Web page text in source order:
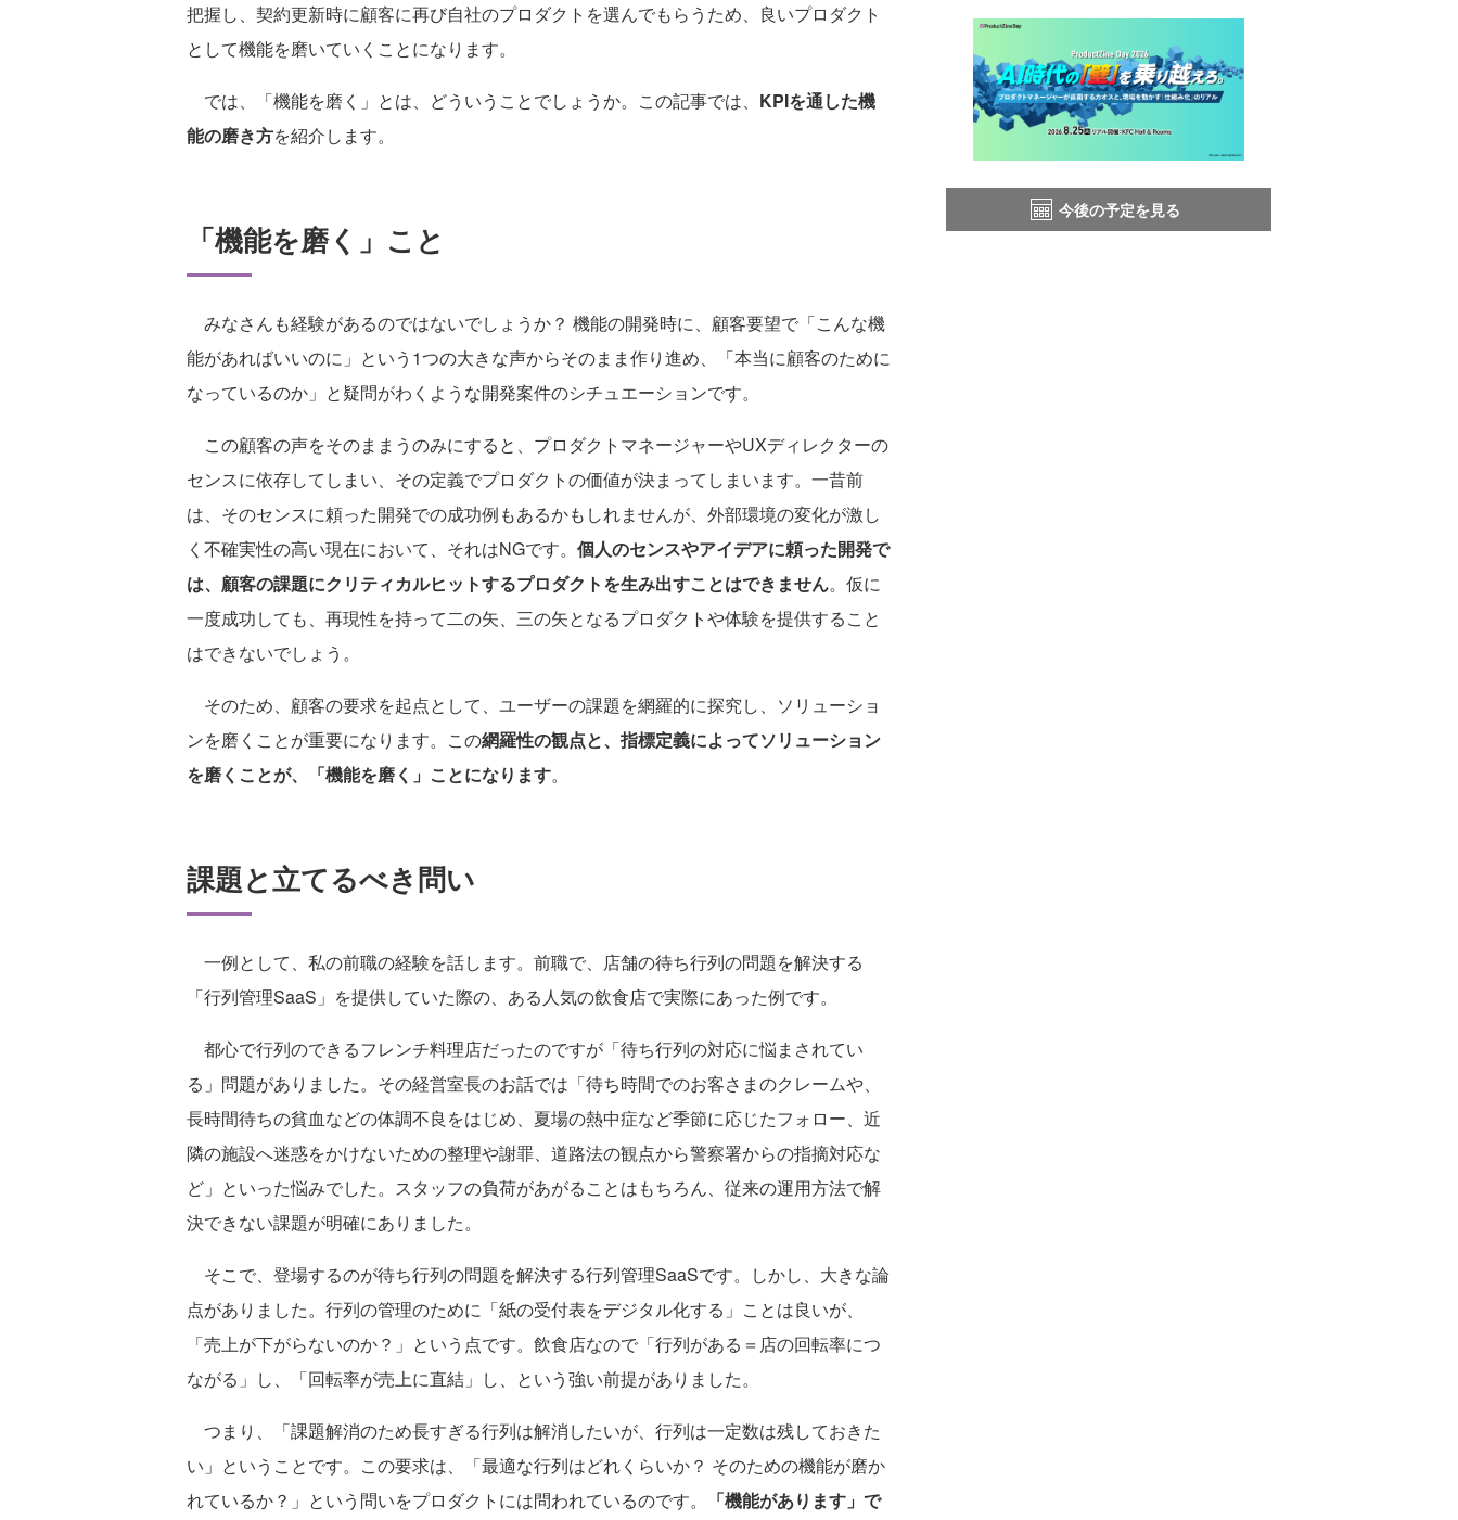
把握し、契約更新時に顧客に再び自社のプロダクトを選んでもらうため、良いプロダクト
として機能を磨いていくことになります。
では、「機能を磨く」とは、どういうことでしょうか。この記事では、 KPIを通した機
能の磨き方を紹介します。
「機能を磨く」こと
みなさんも経験があるのではないでしょうか？ 機能の開発時に、顧客要望で「こんな機
能があればいいのに」という1つの大きな声からそのまま作り進め、「本当に顧客のために
なっているのか」と疑問がわくような開発案件のシチュエーションです。
この顧客の声をそのままうのみにすると、プロダクトマネージャーやUXディレクターの
センスに依存してしまい、その定義でプロダクトの価値が決まってしまいます。一昔前
は、そのセンスに頼った開発での成功例もあるかもしれませんが、外部環境の変化が激し
く不確実性の高い現在において、それはNGです。 個人のセンスやアイデアに頼った開発で
は、顧客の課題にクリティカルヒットするプロダクトを生み出すことはできません。仮に
一度成功しても、再現性を持って二の矢、三の矢となるプロダクトや体験を提供すること
はできないでしょう。
そのため、顧客の要求を起点として、ユーザーの課題を網羅的に探究し、ソリューショ
ンを磨くことが重要になります。この網羅性の観点と、指標定義によってソリューション
を磨くことが、「機能を磨く」ことになります。
課題と立てるべき問い
一例として、私の前職の経験を話します。前職で、店舗の待ち行列の問題を解決する
「行列管理SaaS」を提供していた際の、ある人気の飲食店で実際にあった例です。
都心で行列のできるフレンチ料理店だったのですが「待ち行列の対応に悩まされてい
る」問題がありました。その経営室長のお話では「待ち時間でのお客さまのクレームや、
長時間待ちの貧血などの体調不良をはじめ、夏場の熱中症など季節に応じたフォロー、近
隣の施設へ迷惑をかけないための整理や謝罪、道路法の観点から警察署からの指摘対応な
ど」といった悩みでした。スタッフの負荷があがることはもちろん、従来の運用方法で解
決できない課題が明確にありました。
そこで、登場するのが待ち行列の問題を解決する行列管理SaaSです。しかし、大きな論
点がありました。行列の管理のために「紙の受付表をデジタル化する」ことは良いが、
「売上が下がらないのか？」という点です。飲食店なので「行列がある＝店の回転率につ
ながる」し、「回転率が売上に直結」し、という強い前提がありました。
つまり、「課題解消のため長すぎる行列は解消したいが、行列は一定数は残しておきた
い」ということです。この要求は、「最適な行列はどれくらいか？ そのための機能が磨か
れているか？」という問いをプロダクトには問われているのです。
「機能があります」で
今後の予定を見る